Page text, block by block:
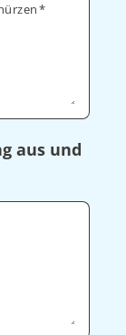
aus und